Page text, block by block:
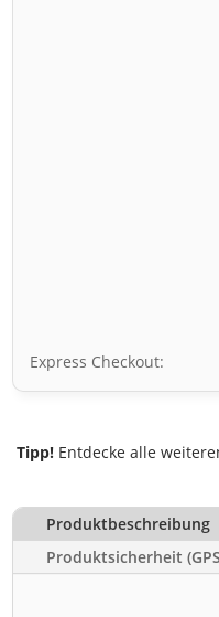
Express Checkout:
Tipp! Entdecke alle
Produktbeschreibung
Produktsicherheit